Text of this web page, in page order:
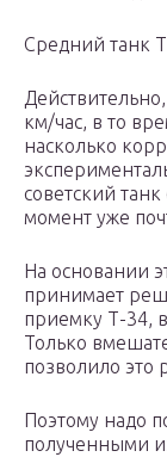
Средний танк
км/час, в то
насколько
советский
момент уже
На основании
принимает
приемку Т-34,
Только
позволило это
Поэтому надо
полученными